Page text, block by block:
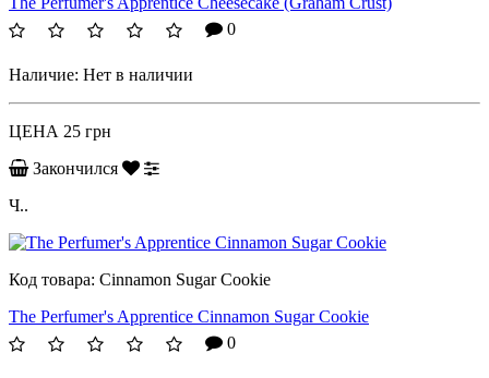
0
Наличие: Нет в наличии
ЦЕНА 25 грн
Закончился
Ч..
Код товара: Cinnamon Sugar Cookie
The Perfumer's Apprentice Cinnamon Sugar Cookie
0